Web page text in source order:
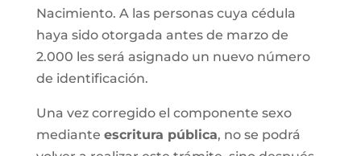
Nacimiento. A las personas cuya cédula
haya sido otorgada antes de marzo de
2.000 les será asignado un nuevo número
de identificación.
Una vez corregido el componente sexo
mediante escritura pública, no se podrá